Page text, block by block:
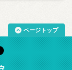
ページトップ